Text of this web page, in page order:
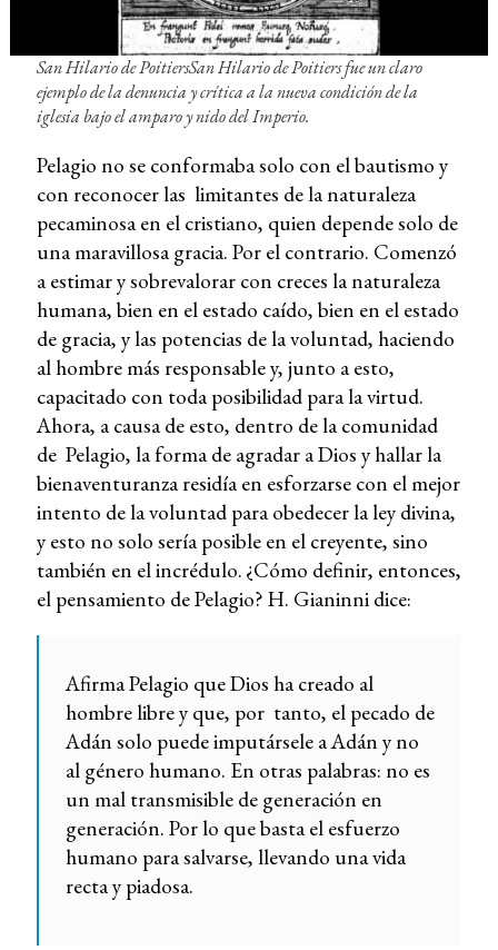
San Hilario de PoitiersSan Hilario de Poitiers fue un claro
ejemplo de la denuncia y crítica a la nueva condición de la
iglesia bajo el amparo y nido del Imperio.
Pelagio no se conformaba solo con el bautismo y
con reconocer las limitantes de la naturaleza
pecaminosa en el cristiano, quien depende solo de
una maravillosa gracia. Por el contrario. Comenzó
a estimar y sobrevalorar con creces la naturaleza
humana, bien en el estado caído, bien en el estado
de gracia, y las potencias de la voluntad, haciendo
al hombre más responsable y, junto a esto,
capacitado con toda posibilidad para la virtud.
Ahora, a causa de esto, dentro de la comunidad
de Pelagio, la forma de agradar a Dios y hallar la
bienaventuranza residía en esforzarse con el mejor
intento de la voluntad para obedecer la ley divina,
y esto no solo sería posible en el creyente, sino
también en el incrédulo. ¿Cómo definir, entonces,
el pensamiento de Pelagio? H. Gianinni dice:
Afirma Pelagio que Dios ha creado al
hombre libre y que, por tanto, el pecado de
Adán solo puede imputársele a Adán y no
al género humano. En otras palabras: no es
un mal transmisible de generación en
generación. Por lo que basta el esfuerzo
humano para salvarse, llevando una vida
recta y piadosa.